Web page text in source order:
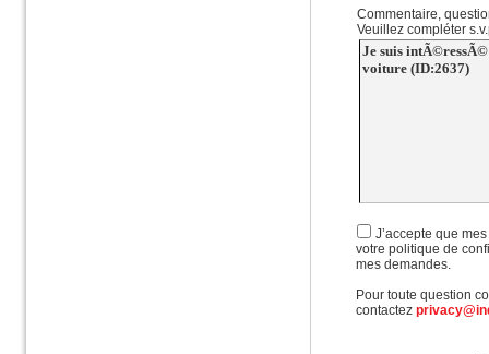
Commentaire,
Veuillez compléter
J’accepte que
votre politique de
mes demandes.
Pour toute question
contactez